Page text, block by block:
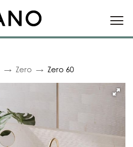
Zero Zero 60